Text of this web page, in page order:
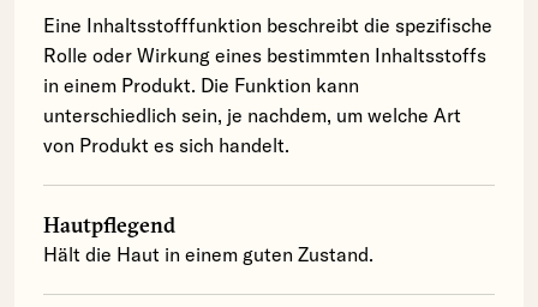
Eine Inhaltsstofffunktion beschreibt die spezifische
Rolle oder Wirkung eines bestimmten Inhaltsstoffs
in einem Produkt. Die Funktion kann
unterschiedlich sein, je nachdem, um welche Art
von Produkt es sich handelt.
Hautpflegend
Hält die Haut in einem guten Zustand.